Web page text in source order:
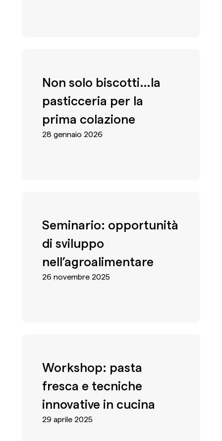
Non solo biscotti…la
pasticceria per la
prima colazione
28 gennaio 2026
Seminario: opportunità
di sviluppo
nell’agroalimentare
26 novembre 2025
Workshop: pasta
fresca e tecniche
innovative in cucina
29 aprile 2025